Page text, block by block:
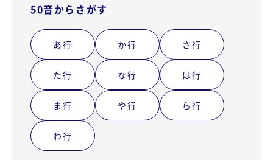
監査データの取得
番号ポータビリティ
専用回線
すべての機能
50音からさがす
あ行 か行 さ行
た行 な行 は行
ま行 や行 ら行
わ行